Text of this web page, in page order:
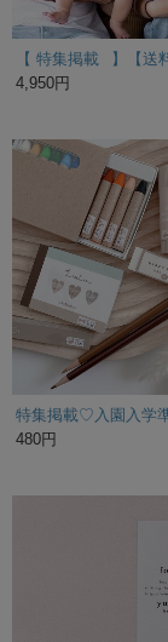
4,950円
480円